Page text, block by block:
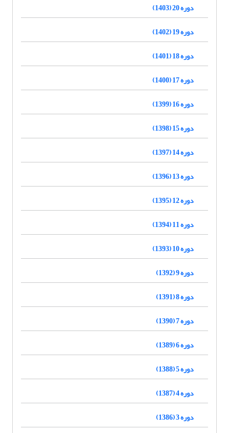
دوره 20 (1403)
دوره 19 (1402)
دوره 18 (1401)
دوره 17 (1400)
دوره 16 (1399)
دوره 15 (1398)
دوره 14 (1397)
دوره 13 (1396)
دوره 12 (1395)
دوره 11 (1394)
دوره 10 (1393)
دوره 9 (1392)
دوره 8 (1391)
دوره 7 (1390)
دوره 6 (1389)
دوره 5 (1388)
دوره 4 (1387)
دوره 3 (1386)